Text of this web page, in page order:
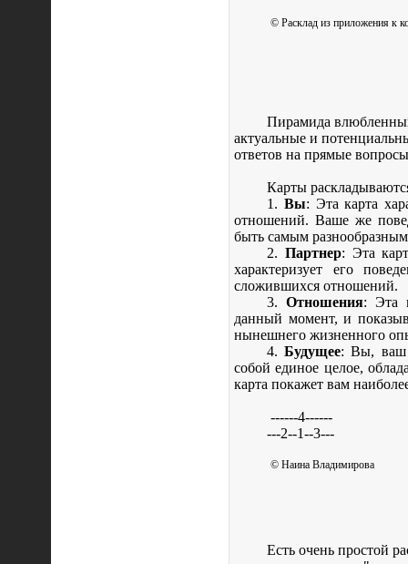
© Расклад из приложения к
Пирамида
актуальные и
ответов на прямые
Карты
1. Вы: Эта карта
отношений. Ваше же
быть самым
2. Партнер: Эта
характеризует его
сложившихся отношений.
3.Отношения: Эта
данный момент, и
нынешнего жизненного
4.Будущее: Вы, ваш
собой единое целое,
карта покажет вам
------4------
---2--1--3---
© Наина Владимирова
Есть очень простой